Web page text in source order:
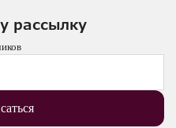
рассылку